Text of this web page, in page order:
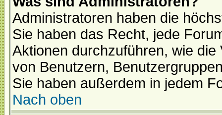
Administratoren haben die
Sie haben das Recht, jede
Aktionen durchzuführen, wie
von Benutzern,
Sie haben außerdem in jedem
Nach oben